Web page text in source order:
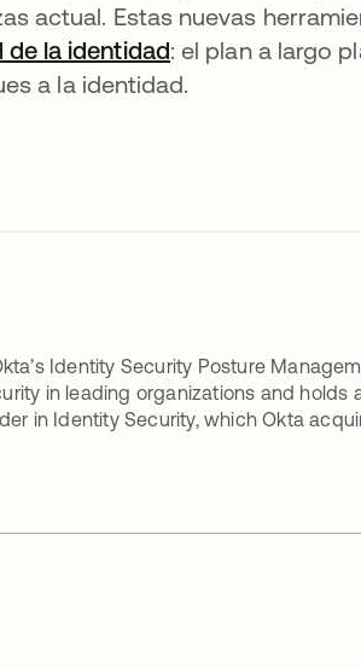
actual. Estas nuevas
la identidad: el plan a largo
a la identidad.
Identity Security Posture
in leading organizations and holds
in Identity Security, which Okta